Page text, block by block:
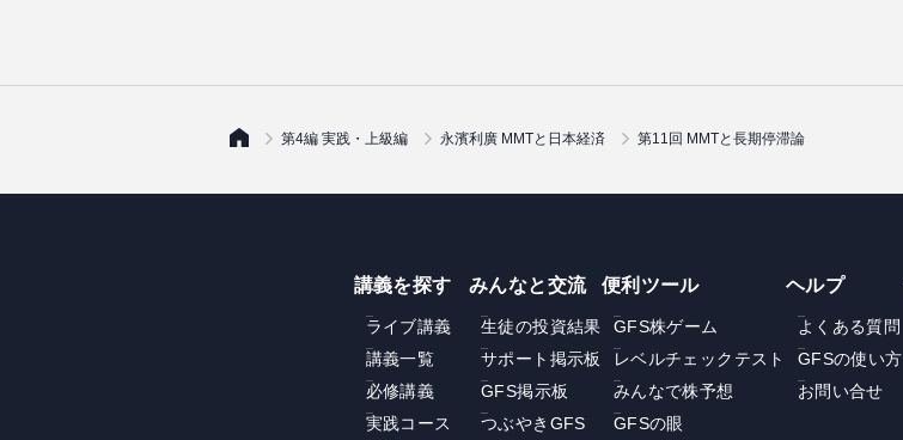
第4編 実践・上級編 永濱利廣 MMTと日本経済 第11回 MMTと長期停滞論
講義を探す
ライブ講義
講義一覧
必修講義
実践コース
みんなと交流
生徒の投資結果
サポート掲示板
GFS掲示板
つぶやきGFS
便利ツール
GFS株ゲーム
レベルチェックテスト
みんなで株予想
GFSの眼
ヘルプ
よくある質問
GFSの使い方
お問い合せ